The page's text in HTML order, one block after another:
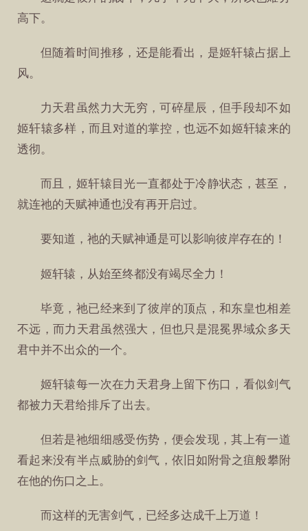
高下。
但随着时间推移，还是能看出，是姬轩辕占据上
风。
力天君虽然力大无穷，可碎星辰，但手段却不如
姬轩辕多样，而且对道的掌控，也远不如姬轩辕来的
透彻。
而且，姬轩辕目光一直都处于冷静状态，甚至，
就连祂的天赋神通也没有再开启过。
要知道，祂的天赋神通是可以影响彼岸存在的！
姬轩辕，从始至终都没有竭尽全力！
毕竟，祂已经来到了彼岸的顶点，和东皇也相差
不远，而力天君虽然强大，但也只是混冕界域众多天
君中并不出众的一个。
姬轩辕每一次在力天君身上留下伤口，看似剑气
都被力天君给排斥了出去。
但若是祂细细感受伤势，便会发现，其上有一道
看起来没有半点威胁的剑气，依旧如附骨之疽般攀附
在他的伤口之上。
而这样的无害剑气，已经多达成千上万道！